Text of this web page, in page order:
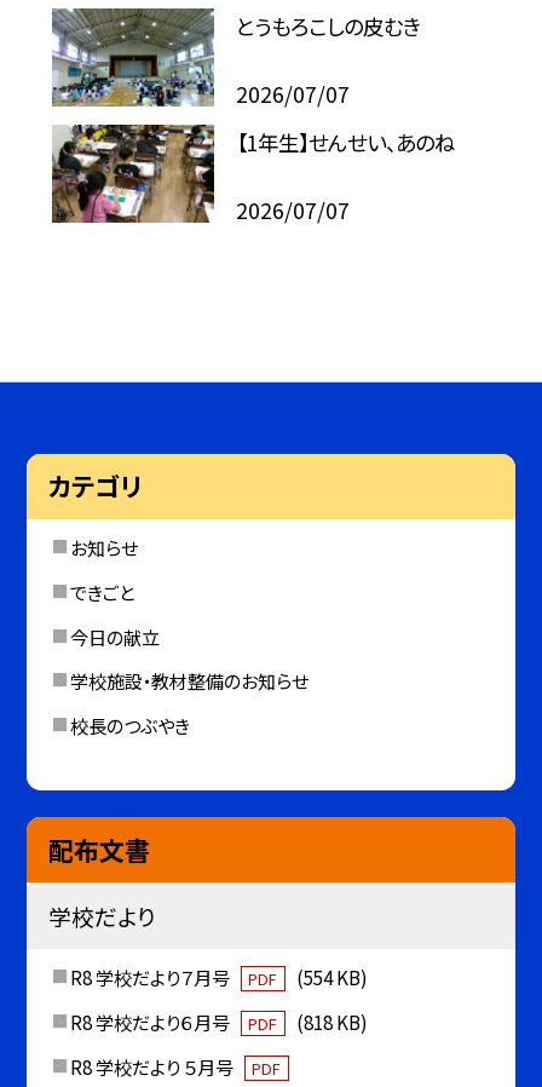
とうもろこしの皮むき
2026/07/07
【1年生】せんせい、あのね
2026/07/07
カテゴリ
お知らせ
できごと
今日の献立
学校施設・教材整備のお知らせ
校長のつぶやき
配布文書
学校だより
R8 学校だより７月号 PDF
(554 KB)
R8 学校だより６月号
PDF
(818 KB)
R8 学校だより ５月号
PDF